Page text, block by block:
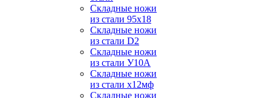
Складные ножи
из стали 95х18
Складные ножи
из стали D2
Складные ножи
из стали У10А
Складные ножи
из стали х12мф
Складные ножи